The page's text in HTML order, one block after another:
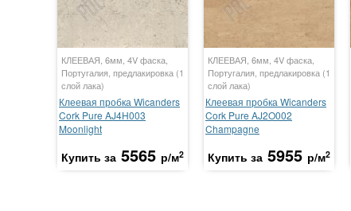
КЛЕЕВАЯ, 6мм, 4V фаска,
Португалия, предлакировка (1
слой лака)
Клеевая пробка Wicanders
Cork Pure AJ4H003
Moonlight
Купить за 5565 р/м2
КЛЕЕВАЯ, 6мм, 4V фаска,
Португалия, предлакировка (1
слой лака)
Клеевая пробка Wicanders
Cork Pure AJ2O002
Champagne
Купить за 5955 р/м2